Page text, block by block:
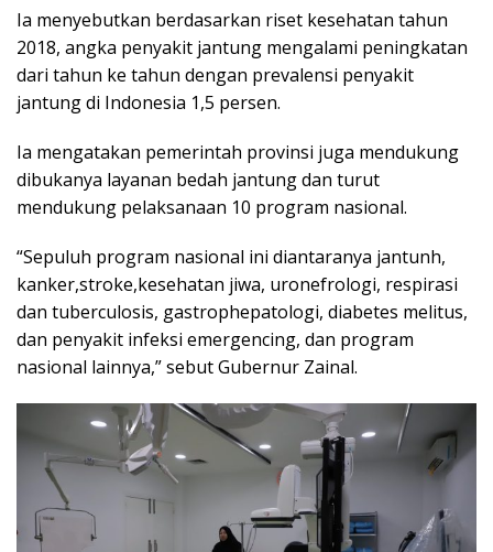
Ia menyebutkan berdasarkan riset kesehatan tahun
2018, angka penyakit jantung mengalami peningkatan
dari tahun ke tahun dengan prevalensi penyakit
jantung di Indonesia 1,5 persen.
Ia mengatakan pemerintah provinsi juga mendukung
dibukanya layanan bedah jantung dan turut
mendukung pelaksanaan 10 program nasional.
“Sepuluh program nasional ini diantaranya jantunh,
kanker,stroke,kesehatan jiwa, uronefrologi, respirasi
dan tuberculosis, gastrophepatologi, diabetes melitus,
dan penyakit infeksi emergencing, dan program
nasional lainnya,” sebut Gubernur Zainal.